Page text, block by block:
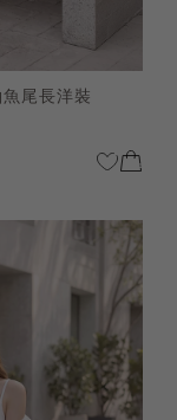
尾長洋裝